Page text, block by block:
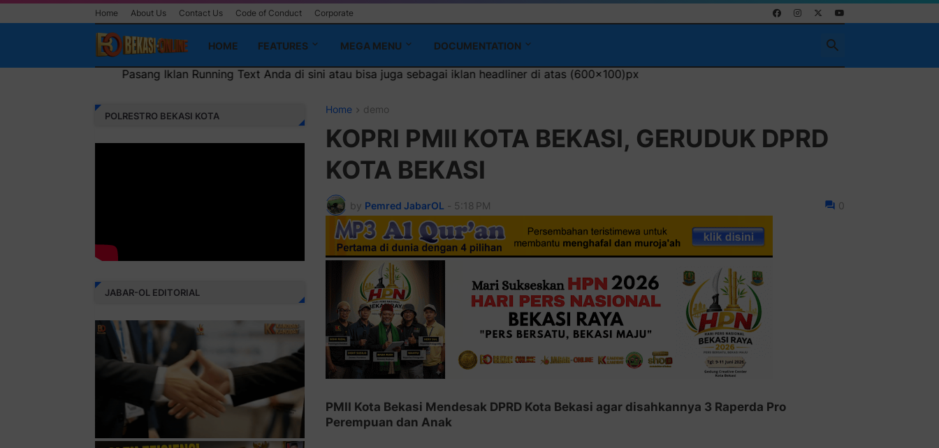
Home About Us Contact Us Code of Conduct Corporate
HOME FEATURES MEGA MENU DOCUMENTATION
Iklan Running Text Anda di sini atau bisa juga sebagai iklan headliner di atas (600x100)px
Home demo
KOPRI PMII KOTA BEKASI, GERUDUK DPRD
KOTA BEKASI
by Pemred JabarOL - 5:18 PM 0
PMII Kota Bekasi Mendesak DPRD Kota Bekasi agar disahkannya 3 Raperda Pro
Perempuan dan Anak
POLRESTRO BEKASI KOTA
JABAR-OL EDITORIAL